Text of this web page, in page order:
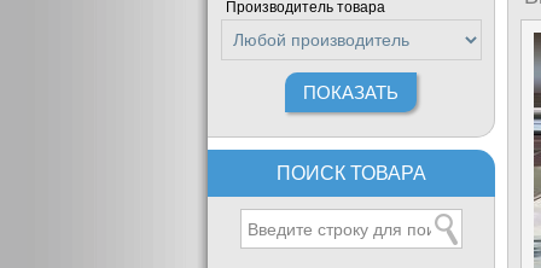
Производитель товара
ПОИСК ТОВАРА